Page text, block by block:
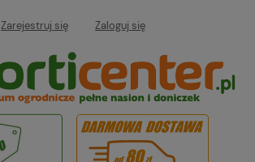
Zarejestruj się Zaloguj się